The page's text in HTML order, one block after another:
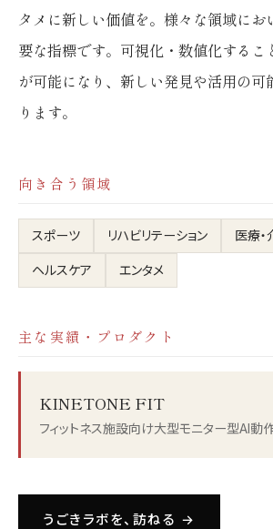
タメに新しい価値を。様々な領域にお
要な指標です。可視化・数値化するこ
が可能になり、新しい発見や活用の可
ります。
向き合う領域
スポーツ リハビリテーション 医療・
ヘルスケア エンタメ
主な実績・プロダクト
KINETONE FIT
フィットネス施設向け大型モニター型AI動
うごきラボを、訪ねる →